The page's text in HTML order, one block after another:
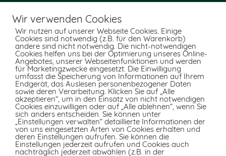
Öffnungszeiten
Für Besichtigungstermine und Probefahrten
vereinbaren Sie bitte telefonisch einen Termin.
Shop
Allgemeine Geschäftsbedingungen
Wir verwenden Cookies
Wir nutzen auf unserer Webseite Cookies. Einige
Cookies sind notwendig (z.B. für den Warenkorb)
andere sind nicht notwendig. Die nicht-notwendigen
Cookies helfen uns bei der Optimierung unseres Online-
Angebotes, unserer Webseitenfunktionen und werden
für Marketingzwecke eingesetzt. Die Einwilligung
umfasst die Speicherung von Informationen auf Ihrem
Endgerät, das Auslesen personenbezogener Daten
sowie deren Verarbeitung. Klicken Sie auf „Alle
akzeptieren“, um in den Einsatz von nicht notwendigen
Cookies einzuwilligen oder auf „Alle ablehnen“, wenn Sie
sich anders entscheiden. Sie können unter
„Einstellungen verwalten“ detaillierte Informationen der
von uns eingesetzten Arten von Cookies erhalten und
deren Einstellungen aufrufen. Sie können die
Einstellungen jederzeit aufrufen und Cookies auch
nachträglich jederzeit abwählen (z.B. in der